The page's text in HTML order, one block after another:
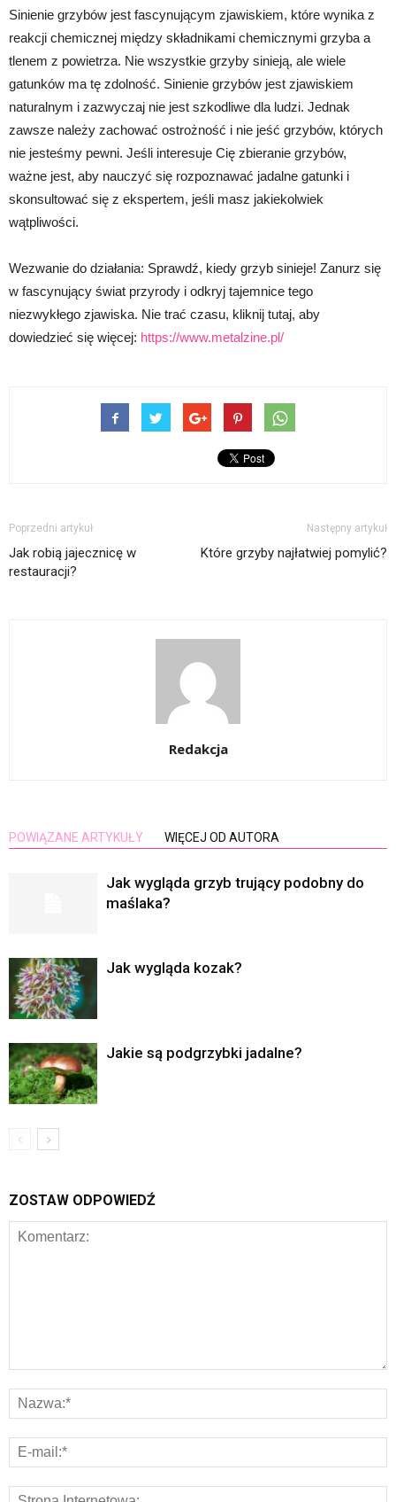
Sinienie grzybów jest fascynującym zjawiskiem, które wynika z
reakcji chemicznej między składnikami chemicznymi grzyba a
tlenem z powietrza. Nie wszystkie grzyby sinieją, ale wiele
gatunków ma tę zdolność. Sinienie grzybów jest zjawiskiem
naturalnym i zazwyczaj nie jest szkodliwe dla ludzi. Jednak
zawsze należy zachować ostrożność i nie jeść grzybów, których
nie jesteśmy pewni. Jeśli interesuje Cię zbieranie grzybów,
ważne jest, aby nauczyć się rozpoznawać jadalne gatunki i
skonsultować się z ekspertem, jeśli masz jakiekolwiek
wątpliwości.
Wezwanie do działania: Sprawdź, kiedy grzyb sinieje! Zanurz się
w fascynujący świat przyrody i odkryj tajemnice tego
niezwykłego zjawiska. Nie trać czasu, kliknij tutaj, aby
dowiedzieć się więcej: https://www.metalzine.pl/
Poprzedni artykuł
Jak robią jajecznicę w
restauracji?
Następny artykuł
Które grzyby najłatwiej pomylić?
Redakcja
POWIĄZANE ARTYKUŁY WIĘCEJ OD AUTORA
Jak wygląda grzyb trujący podobny do
maślaka?
Jak wygląda kozak?
Jakie są podgrzybki jadalne?
ZOSTAW ODPOWIEDŹ